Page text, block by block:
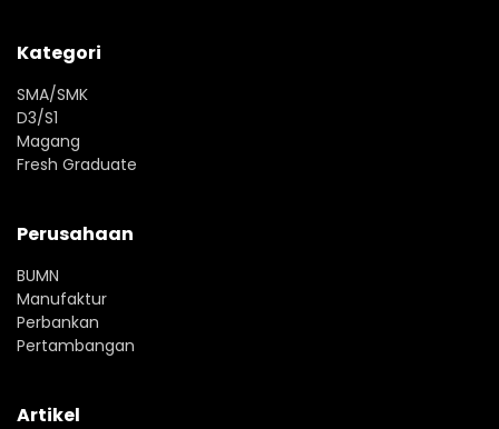
Kategori
SMA/SMK
D3/S1
Magang
Fresh Graduate
Perusahaan
BUMN
Manufaktur
Perbankan
Pertambangan
Artikel